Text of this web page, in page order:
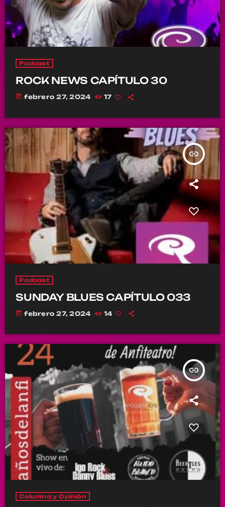
Podcast
ROCK NEWS CAPÍTULO 30
today febrero 27, 2024 17
insert_link
Podcast
SUNDAY BLUES CAPÍTULO 033
today febrero 27, 2024 14
insert_link
Columna y Opinión